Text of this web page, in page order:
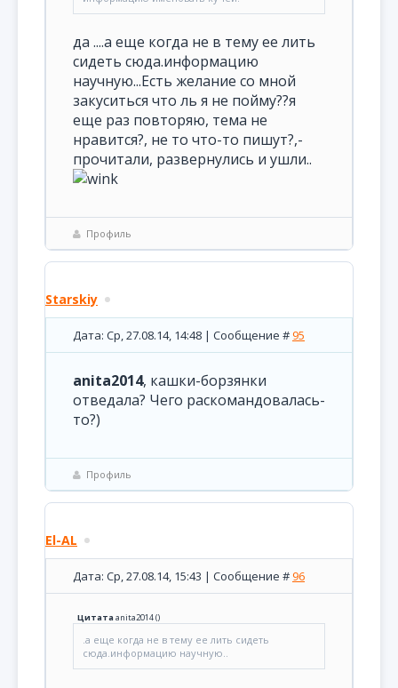
да ....а еще когда не в тему ее лить
сидеть сюда.информацию
научную...Есть желание со мной
закуситься что ль я не пойму??я
еще раз повторяю, тема не
нравится?, не то что-то пишут?,-
прочитали, развернулись и ушли..
Профиль
Starskiy
Дата: Ср, 27.08.14, 14:48 | Сообщение #95
anita2014, кашки-борзянки
отведала? Чего раскомандовалась-
то?)
Профиль
El-AL
Дата: Ср, 27.08.14, 15:43 | Сообщение #96
Цитатаanita2014()
.а еще когда не в тему ее лить сидеть
сюда.информацию научную..